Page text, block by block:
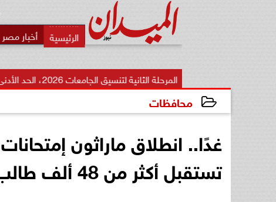
أخبار مصر
المرحلة الثانية لتنسيق الجامعات 2026، الحد الأدنى والكليات المتوقعة
محافظات
تستقبل أكثر من 48 ألف طالب